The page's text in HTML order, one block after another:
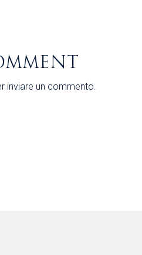
inviare un commento.